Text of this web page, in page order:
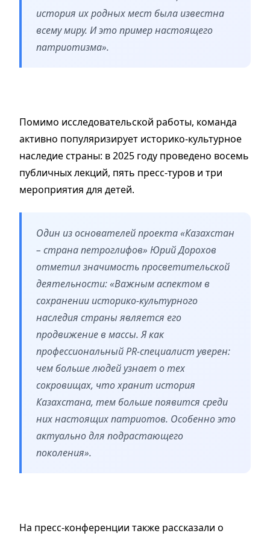
история их родных мест была известна
всему миру. И это пример настоящего
патриотизма».
Помимо исследовательской работы, команда
активно популяризирует историко-культурное
наследие страны: в 2025 году проведено восемь
публичных лекций, пять пресс-туров и три
мероприятия для детей.
Один из основателей проекта «Казахстан
– страна петроглифов» Юрий Дорохов
отметил значимость просветительской
деятельности: «Важным аспектом в
сохранении историко-культурного
наследия страны является его
продвижение в массы. Я как
профессиональный PR-специалист уверен:
чем больше людей узнает о тех
сокровищах, что хранит история
Казахстана, тем больше появится среди
них настоящих патриотов. Особенно это
актуально для подрастающего
поколения».
На пресс-конференции также рассказали о